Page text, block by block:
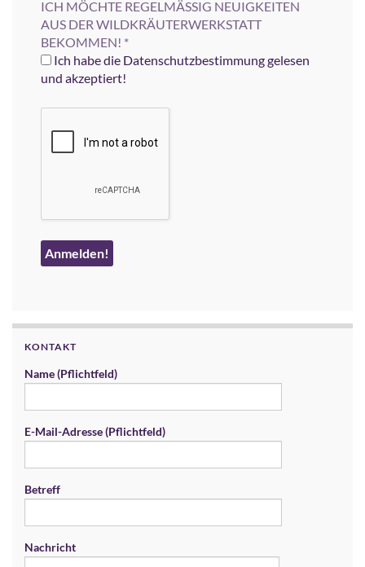
ICH MÖCHTE REGELMÄSSIG NEUIGKEITEN
AUS DER WILDKRÄUTERWERKSTATT
BEKOMMEN! *
Ich habe die Datenschutzbestimmung gelesen
und akzeptiert!
KONTAKT
Name (Pflichtfeld)
E-Mail-Adresse (Pflichtfeld)
Betreff
Nachricht